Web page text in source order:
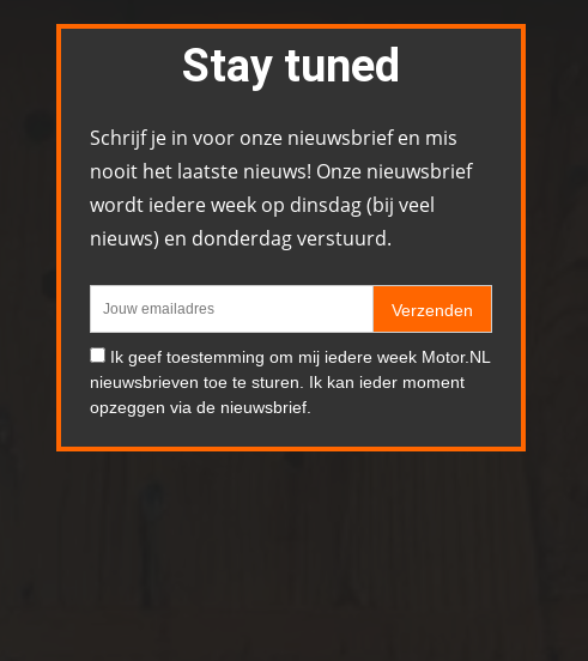
Stay tuned
Schrijf je in voor onze nieuwsbrief en mis
nooit het laatste nieuws! Onze nieuwsbrief
wordt iedere week op dinsdag (bij veel
nieuws) en donderdag verstuurd.
Verzenden
Ik geef toestemming om mij iedere week Motor.NL
nieuwsbrieven toe te sturen. Ik kan ieder moment
opzeggen via de nieuwsbrief.